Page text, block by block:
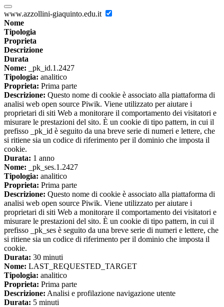
www.azzollini-giaquinto.edu.it
Nome
Tipologia
Proprieta
Descrizione
Durata
Nome: _pk_id.1.2427
Tipologia: analitico
Proprieta: Prima parte
Descrizione: Questo nome di cookie è associato alla piattaforma di
analisi web open source Piwik. Viene utilizzato per aiutare i
proprietari di siti Web a monitorare il comportamento dei visitatori e
misurare le prestazioni del sito. È un cookie di tipo pattern, in cui il
prefisso _pk_id è seguito da una breve serie di numeri e lettere, che
si ritiene sia un codice di riferimento per il dominio che imposta il
cookie.
Durata: 1 anno
Nome: _pk_ses.1.2427
Tipologia: analitico
Proprieta: Prima parte
Descrizione: Questo nome di cookie è associato alla piattaforma di
analisi web open source Piwik. Viene utilizzato per aiutare i
proprietari di siti Web a monitorare il comportamento dei visitatori e
misurare le prestazioni del sito. È un cookie di tipo pattern, in cui il
prefisso _pk_ses è seguito da una breve serie di numeri e lettere, che
si ritiene sia un codice di riferimento per il dominio che imposta il
cookie.
Durata: 30 minuti
Nome: LAST_REQUESTED_TARGET
Tipologia: analitico
Proprieta: Prima parte
Descrizione: Analisi e profilazione navigazione utente
Durata: 5 minuti